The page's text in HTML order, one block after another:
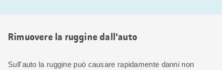
Rimuovere la ruggine dall'auto
Sull'auto la ruggine può causare rapidamente danni non